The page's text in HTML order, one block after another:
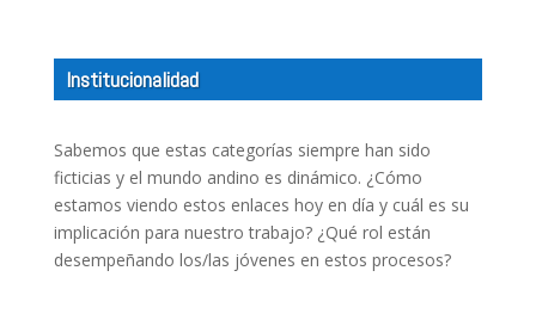
Institucionalidad
Sabemos que estas categorías siempre han sido
ficticias y el mundo andino es dinámico. ¿Cómo
estamos viendo estos enlaces hoy en día y cuál es su
implicación para nuestro trabajo? ¿Qué rol están
desempeñando los/las jóvenes en estos procesos?